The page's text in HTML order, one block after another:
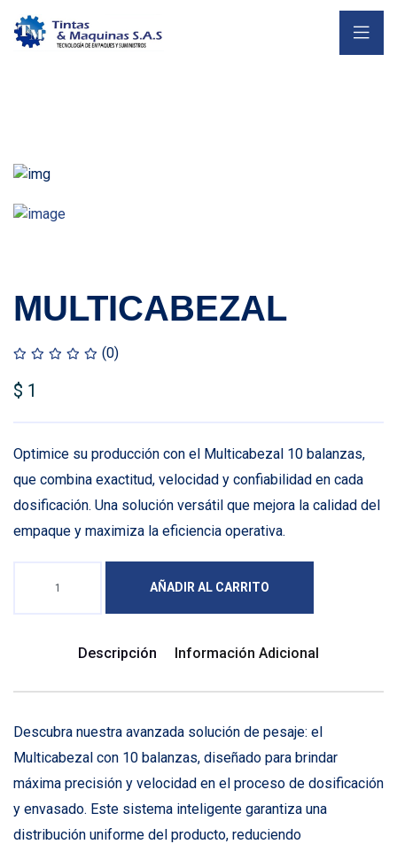
MULTICABEZAL
(0)
$ 1
Optimice su producción con el Multicabezal 10 balanzas,
que combina exactitud, velocidad y confiabilidad en cada
dosificación. Una solución versátil que mejora la calidad del
empaque y maximiza la eficiencia operativa.
AÑADIR AL CARRITO
Descripción Información Adicional
Descubra nuestra avanzada solución de pesaje: el
Multicabezal con 10 balanzas, diseñado para brindar
máxima precisión y velocidad en el proceso de dosificación
y envasado. Este sistema inteligente garantiza una
distribución uniforme del producto, reduciendo